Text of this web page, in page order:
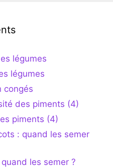
légumes
légumes
congés
des piments (4)
piments (4)
: quand les semer
les semer ?